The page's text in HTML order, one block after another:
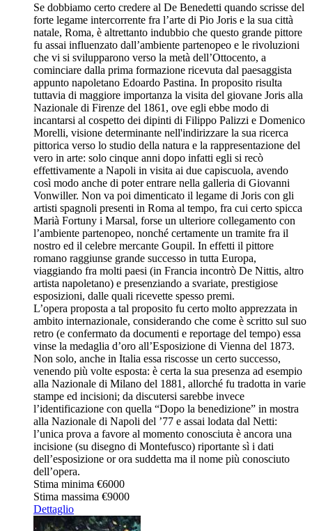
Se dobbiamo certo credere al De Benedetti quando scrisse del
forte legame intercorrente fra l’arte di Pio Joris e la sua città
natale, Roma, è altrettanto indubbio che questo grande pittore
fu assai influenzato dall’ambiente partenopeo e le rivoluzioni
che vi si svilupparono verso la metà dell’Ottocento, a
cominciare dalla prima formazione ricevuta dal paesaggista
appunto napoletano Edoardo Pastina. In proposito risulta
tuttavia di maggiore importanza la visita del giovane Joris alla
Nazionale di Firenze del 1861, ove egli ebbe modo di
incantarsi al cospetto dei dipinti di Filippo Palizzi e Domenico
Morelli, visione determinante nell'indirizzare la sua ricerca
pittorica verso lo studio della natura e la rappresentazione del
vero in arte: solo cinque anni dopo infatti egli si recò
effettivamente a Napoli in visita ai due capiscuola, avendo
così modo anche di poter entrare nella galleria di Giovanni
Vonwiller. Non va poi dimenticato il legame di Joris con gli
artisti spagnoli presenti in Roma al tempo, fra cui certo spicca
Marià Fortuny i Marsal, forse un ulteriore collegamento con
l’ambiente partenopeo, nonché certamente un tramite fra il
nostro ed il celebre mercante Goupil. In effetti il pittore
romano raggiunse grande successo in tutta Europa,
viaggiando fra molti paesi (in Francia incontrò De Nittis, altro
artista napoletano) e presenziando a svariate, prestigiose
esposizioni, dalle quali ricevette spesso premi.
L’opera proposta a tal proposito fu certo molto apprezzata in
ambito internazionale, considerando che come è scritto sul suo
retro (e confermato da documenti e reportage del tempo) essa
vinse la medaglia d’oro all’Esposizione di Vienna del 1873.
Non solo, anche in Italia essa riscosse un certo successo,
venendo più volte esposta: è certa la sua presenza ad esempio
alla Nazionale di Milano del 1881, allorché fu tradotta in varie
stampe ed incisioni; da discutersi sarebbe invece
l’identificazione con quella “Dopo la benedizione” in mostra
alla Nazionale di Napoli del ’77 e assai lodata dal Netti:
l’unica prova a favore al momento conosciuta è ancora una
incisione (su disegno di Montefusco) riportante sì i dati
dell’esposizione or ora suddetta ma il nome più conosciuto
dell’opera.
Stima minima €6000
Stima massima €9000
Dettaglio